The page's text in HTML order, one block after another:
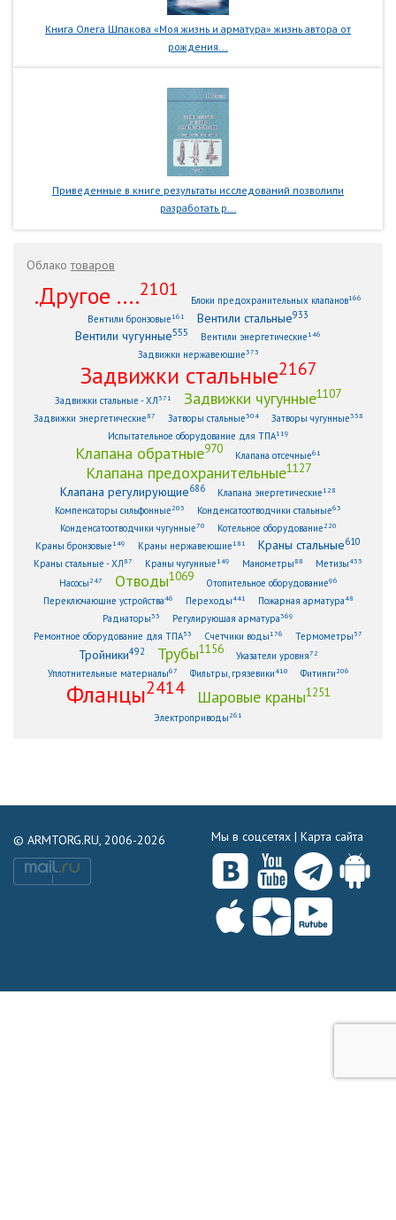
Книга Олега Шпакова «Моя жизнь и арматура» жизнь автора от
рождения...
Приведенные в книге результаты исследований позволили
разработать р...
Облакотоваров
.Другое ....2101
Блоки предохранительных клапанов166
Вентили бронзовые161 Вентили стальные933
Вентили чугунные555 Вентили энергетические146
Задвижки нержавеющие373
Задвижки стальные2167
Задвижки стальные - ХЛ371 Задвижки чугунные1107
Задвижки энергетические87 Затворы стальные304 Затворы чугунные338
Испытательное оборудование для ТПА119
Клапана обратные970 Клапана отсечные61
Клапана предохранительные1127
Клапана регулирующие686 Клапана энергетические128
Компенсаторы сильфонные 203 Конденсатоотводчики стальные63
Конденсатоотводчики чугунные70 Котельное оборудование 220
Краны бронзовые149 Краны нержавеющие181 Краны стальные610
Краны стальные - ХЛ87 Краны чугунные149 Манометры88 Метизы433
Насосы 247 Отводы1069 Отопительное оборудование96
Переключающие устройства46 Переходы441 Пожарная арматура48
Радиаторы33 Регулирующая арматура369
Ремонтное оборудование для ТПА53 Счетчики воды176 Термометры 57
Тройники492 Трубы1156 Указатели уровня72
Уплотнительные материалы67 Фильтры, грязевики410 Фитинги 206
Фланцы2414 Шаровые краны1251
Электроприводы 261
© ARMTORG.RU, 2006-2026 Мы в соцсетях | Карта сайта